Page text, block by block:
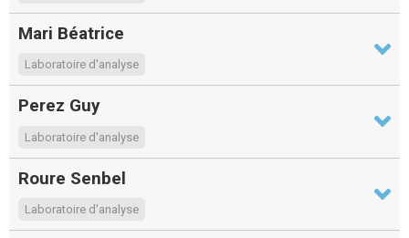
Mari Béatrice
Laboratoire d'analyse
Perez Guy
Laboratoire d'analyse
Roure Senbel
Laboratoire d'analyse